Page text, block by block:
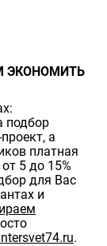
ЭКОНОМИТЬ
подбор
а
платная
5 до 15%
для Вас
и
.